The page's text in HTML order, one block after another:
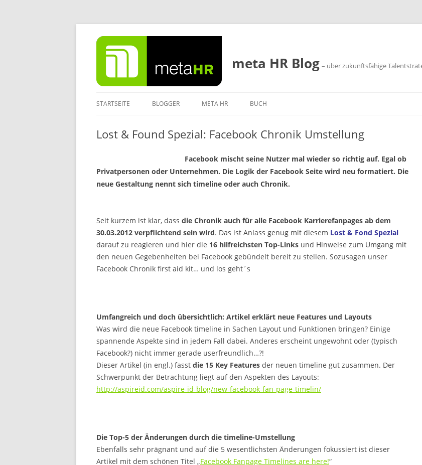
Zum
Inhalt
springen
meta HR Blog – über zukunftsfähige
STARTSEITE BLOGGER META HR BUCH
Lost & Found Spezial: Facebook Chronik Umstellung
Facebook mischt seine Nutzer mal wieder so richtig auf. Egal ob
Privatpersonen oder Unternehmen. Die Logik der Facebook Seite wird neu formatiert. Die
neue Gestaltung nennt sich timeline oder auch Chronik.
Seit kurzem ist klar, dass die Chronik auch für alle Facebook Karrierefanpages ab dem
30.03.2012 verpflichtend sein wird. Das ist Anlass genug mit diesem Lost & Fond Spezial
darauf zu reagieren und hier die 16 hilfreichsten Top-Links und Hinweise zum Umgang mit
den neuen Gegebenheiten bei Facebook gebündelt bereit zu stellen. Sozusagen unser
Facebook Chronik first aid kit… und los geht´s
Umfangreich und doch übersichtlich: Artikel erklärt neue Features und Layouts
Was wird die neue Facebook timeline in Sachen Layout und Funktionen bringen? Einige
spannende Aspekte sind in jedem Fall dabei. Anderes erscheint ungewohnt oder (typisch
Facebook?) nicht immer gerade userfreundlich…?!
Dieser Artikel (in engl.) fasst die 15 Key Features der neuen timeline gut zusammen. Der
Schwerpunkt der Betrachtung liegt auf den Aspekten des Layouts:
http://aspireid.com/aspire-id-blog/new-facebook-fan-page-timelin/
Die Top-5 der Änderungen durch die timeline-Umstellung
Ebenfalls sehr prägnant und auf die 5 wesentlichsten Änderungen fokussiert ist dieser
Artikel mit dem schönen Titel „Facebook Fanpage Timelines are here!“